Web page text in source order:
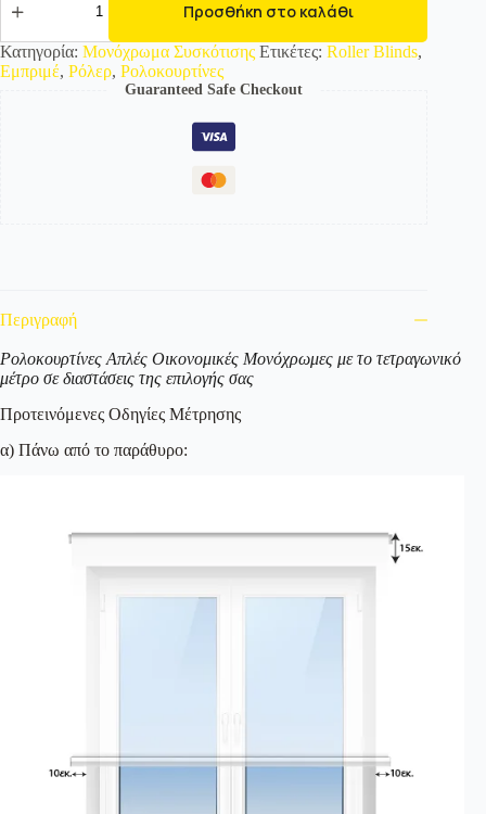
Ρολοκουρτίνες
Συσκότισης
ποσότητα
Προσθήκη στο καλάθι
Κατηγορία: Μονόχρωμα Συσκότισης Ετικέτες: Roller Blinds,
Εμπριμέ, Ρόλερ, Ρολοκουρτίνες
Guaranteed Safe Checkout
Περιγραφή
Ρολοκουρτίνες Απλές Οικονομικές Μονόχρωμες με το τετραγωνικό
μέτρο σε διαστάσεις της επιλογής σας
Προτεινόμενες Οδηγίες Μέτρησης
α) Πάνω από το παράθυρο: